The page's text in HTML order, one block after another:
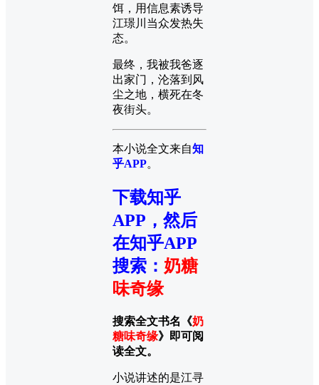
饵，用信息素诱导
江璟川当众发热失
态。
最终，我被我爸逐
出家门，沦落到风
尘之地，横死在冬
夜街头。
本小说全文来自知
乎APP。
下载知乎
APP，然后
在知乎APP
搜索 ： 奶糖
味奇缘
搜索全文书名《奶
糖味奇缘》即可阅
读全文。
小说讲述的是江寻